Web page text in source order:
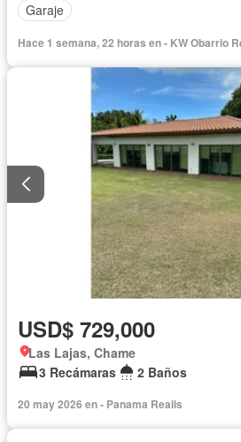
Garaje
Hace 1 semana, 22 horas en - KW Obarrio
USD$ 729,000
Las Lajas, Chame
3 Recámaras
2 Baños
20 may 2026 en - Panama Realis